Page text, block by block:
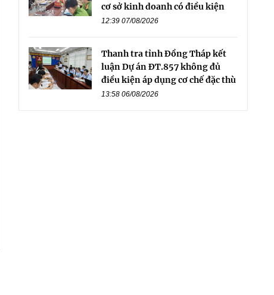
cơ sở kinh doanh có điều kiện
12:39 07/08/2026
Thanh tra tỉnh Đồng Tháp kết
luận Dự án ĐT.857 không đủ
điều kiện áp dụng cơ chế đặc thù
13:58 06/08/2026